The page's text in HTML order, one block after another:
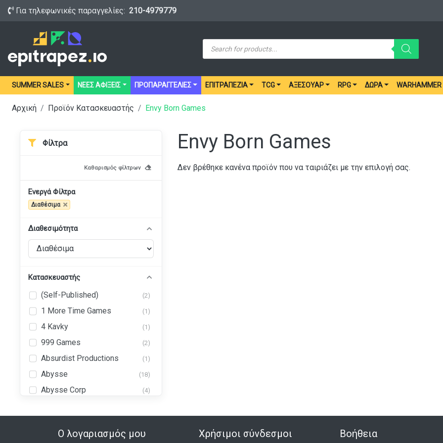
Για τηλεφωνικές παραγγελίες: 210-4979779
Products
search
SUMMER SALES ΝΕΕΣ ΑΦΙΞΕΙΣ ΠΡΟΠΑΡΑΓΓΕΛΙΕΣ ΕΠΙΤΡΑΠΈΖΙΑ TCG ΑΞΕΣΟΥΆΡ RPG ΔΏΡΑ WARHAMMER
Αρχική Προϊόν Κατασκευαστής Envy Born Games
Envy Born Games
Δεν βρέθηκε κανένα προϊόν που να ταιριάζει με την επιλογή σας.
Φίλτρα
Καθαρισμός φίλτρων
Ενεργά Φίλτρα
Διαθέσιμα
Διαθεσιμότητα
Κατασκευαστής
(Self-Published) (2)
1 More Time Games (1)
4 Kavky (1)
999 Games (2)
Absurdist Productions (1)
Abysse (18)
Abysse Corp (4)
Games)Ο λογαριασμός μου Χρήσιμοι σύνδεσμοι Βοήθεια